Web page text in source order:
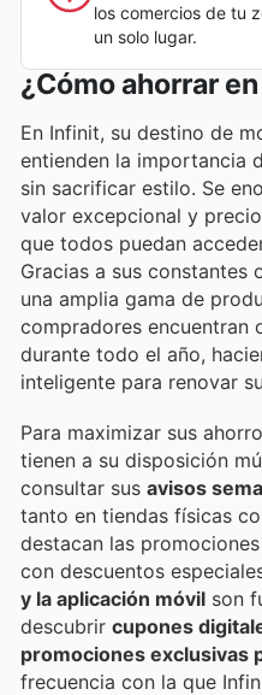
los comercios de tu
un solo lugar.
¿Cómo ahorrar
En Infinit, su destino de
entienden la importancia
sin sacrificar estilo. Se
valor excepcional y
que todos puedan
Gracias a sus constantes
una amplia gama de
compradores encuentran
durante todo el año,
inteligente para renovar
Para maximizar sus
tienen a su disposición
consultar sus avisos
tanto en tiendas físicas
destacan las
con descuentos
y la aplicación móvil son
descubrir cupones
promociones exclusivas
frecuencia con la que